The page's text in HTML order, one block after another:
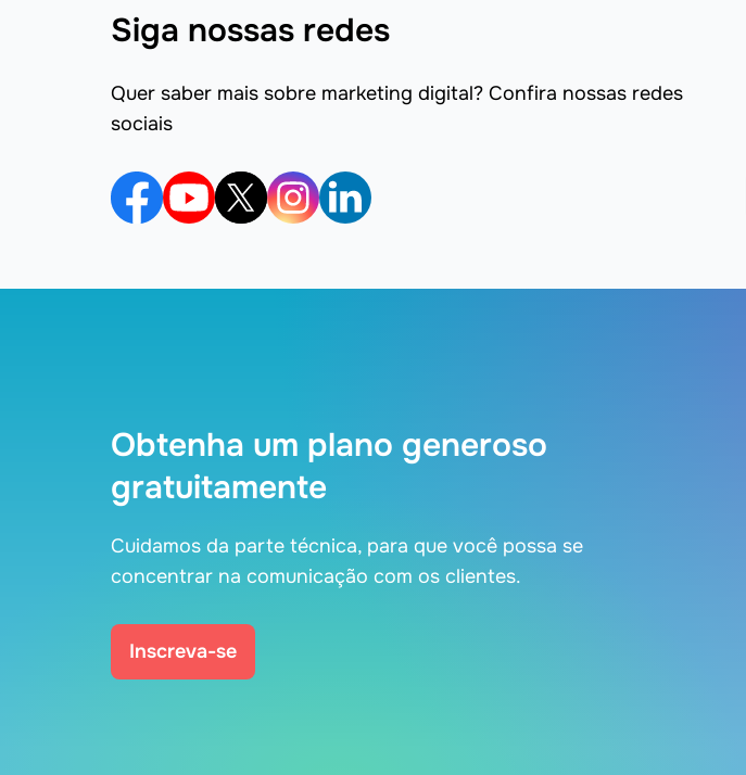
Siga nossas redes
Quer saber mais sobre marketing digital? Confira nossas redes
sociais
Obtenha um plano generoso
gratuitamente
Cuidamos da parte técnica, para que você possa se
concentrar na comunicação com os clientes.
Inscreva-se